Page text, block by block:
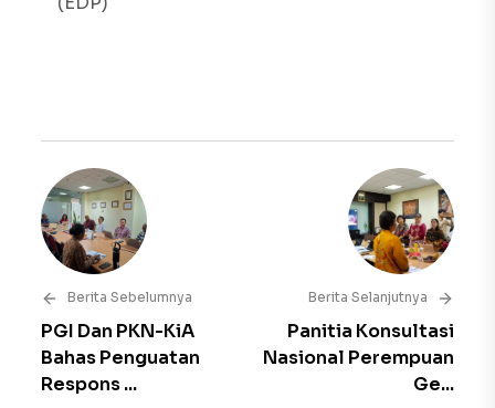
Berita Sebelumnya
PGI Dan PKN-KiA
Bahas Penguatan
Respons ...
Berita Selanjutnya
Panitia Konsultasi
Nasional Perempuan
Ge...